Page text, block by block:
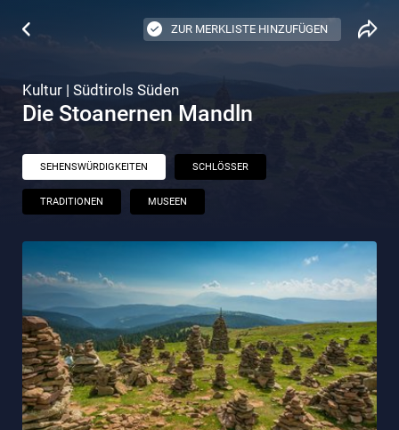
ZUR MERKLISTE HINZUFÜGEN
Kultur | Südtirols Süden
Die Stoanernen Mandln
SEHENSWÜRDIGKEITEN SCHLÖSSER
TRADITIONEN MUSEEN